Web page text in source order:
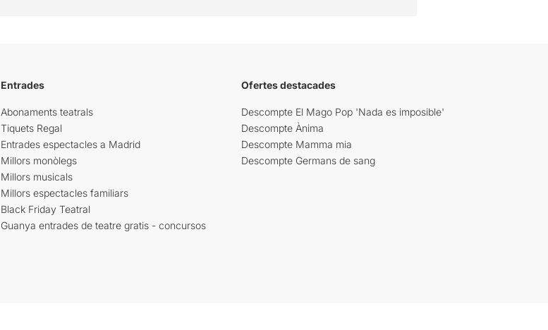
Entrades
Abonaments teatrals
Tiquets Regal
Entrades espectacles a Madrid
Millors monòlegs
Millors musicals
Millors espectacles familiars
Black Friday Teatral
Guanya entrades de teatre gratis - concursos
Ofertes destacades
Descompte El Mago Pop 'Nada es imposible'
Descompte Ànima
Descompte Mamma mia
Descompte Germans de sang